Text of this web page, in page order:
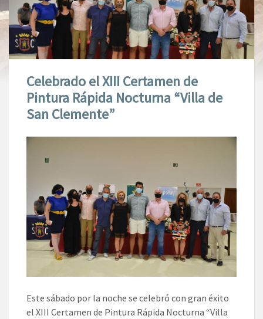
Celebrado el XIII Certamen de
Pintura Rápida Nocturna “Villa de
San Clemente”
Este sábado por la noche se celebró con gran éxito
el XIII Certamen de Pintura Rápida Nocturna “Villa